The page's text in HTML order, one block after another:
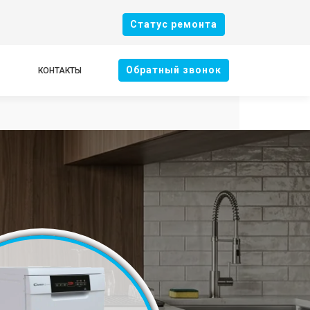
Cтатус ремонта
КОНТАКТЫ Oбратный звонок